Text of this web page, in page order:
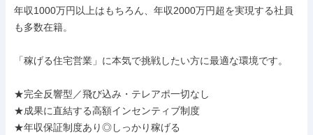
年収1000万円以上はもちろん、年収2000万円超を実現する社員
も多数在籍。
「稼げる住宅営業」に本気で挑戦したい方に最適な環境です。
★完全反響型／飛び込み・テレアポ一切なし
★成果に直結する高額インセンティブ制度
★年収保証制度あり◎しっかり稼げる